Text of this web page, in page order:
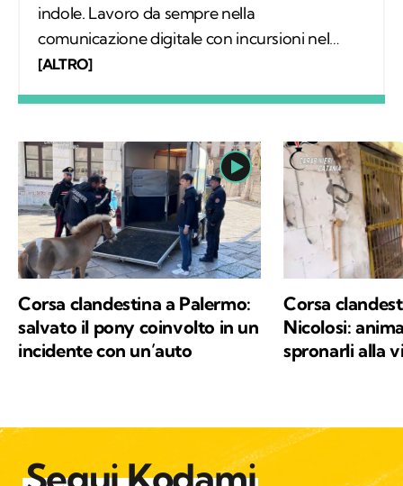
indole. Lavoro da sempre nella
comunicazione digitale con incursioni nel
mondo della carta stampata, dove mi sono
all’aria aperta, e appena posso mi cimento in
percorsi di trekking nella natura. Nella filosofia
di Kodami ho ritrovato i miei valori e un
approccio consapevole ma agile ai problemi
del mondo.
[ALTRO]
Corsa clandestina a Palermo:
salvato il pony coinvolto in un
incidente con un’auto
Corsa
Nicolosi:
spronarli alla